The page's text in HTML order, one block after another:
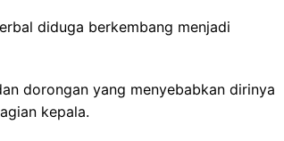
diduga berkembang menjadi
dorongan yang menyebabkan dirinya
kepala.